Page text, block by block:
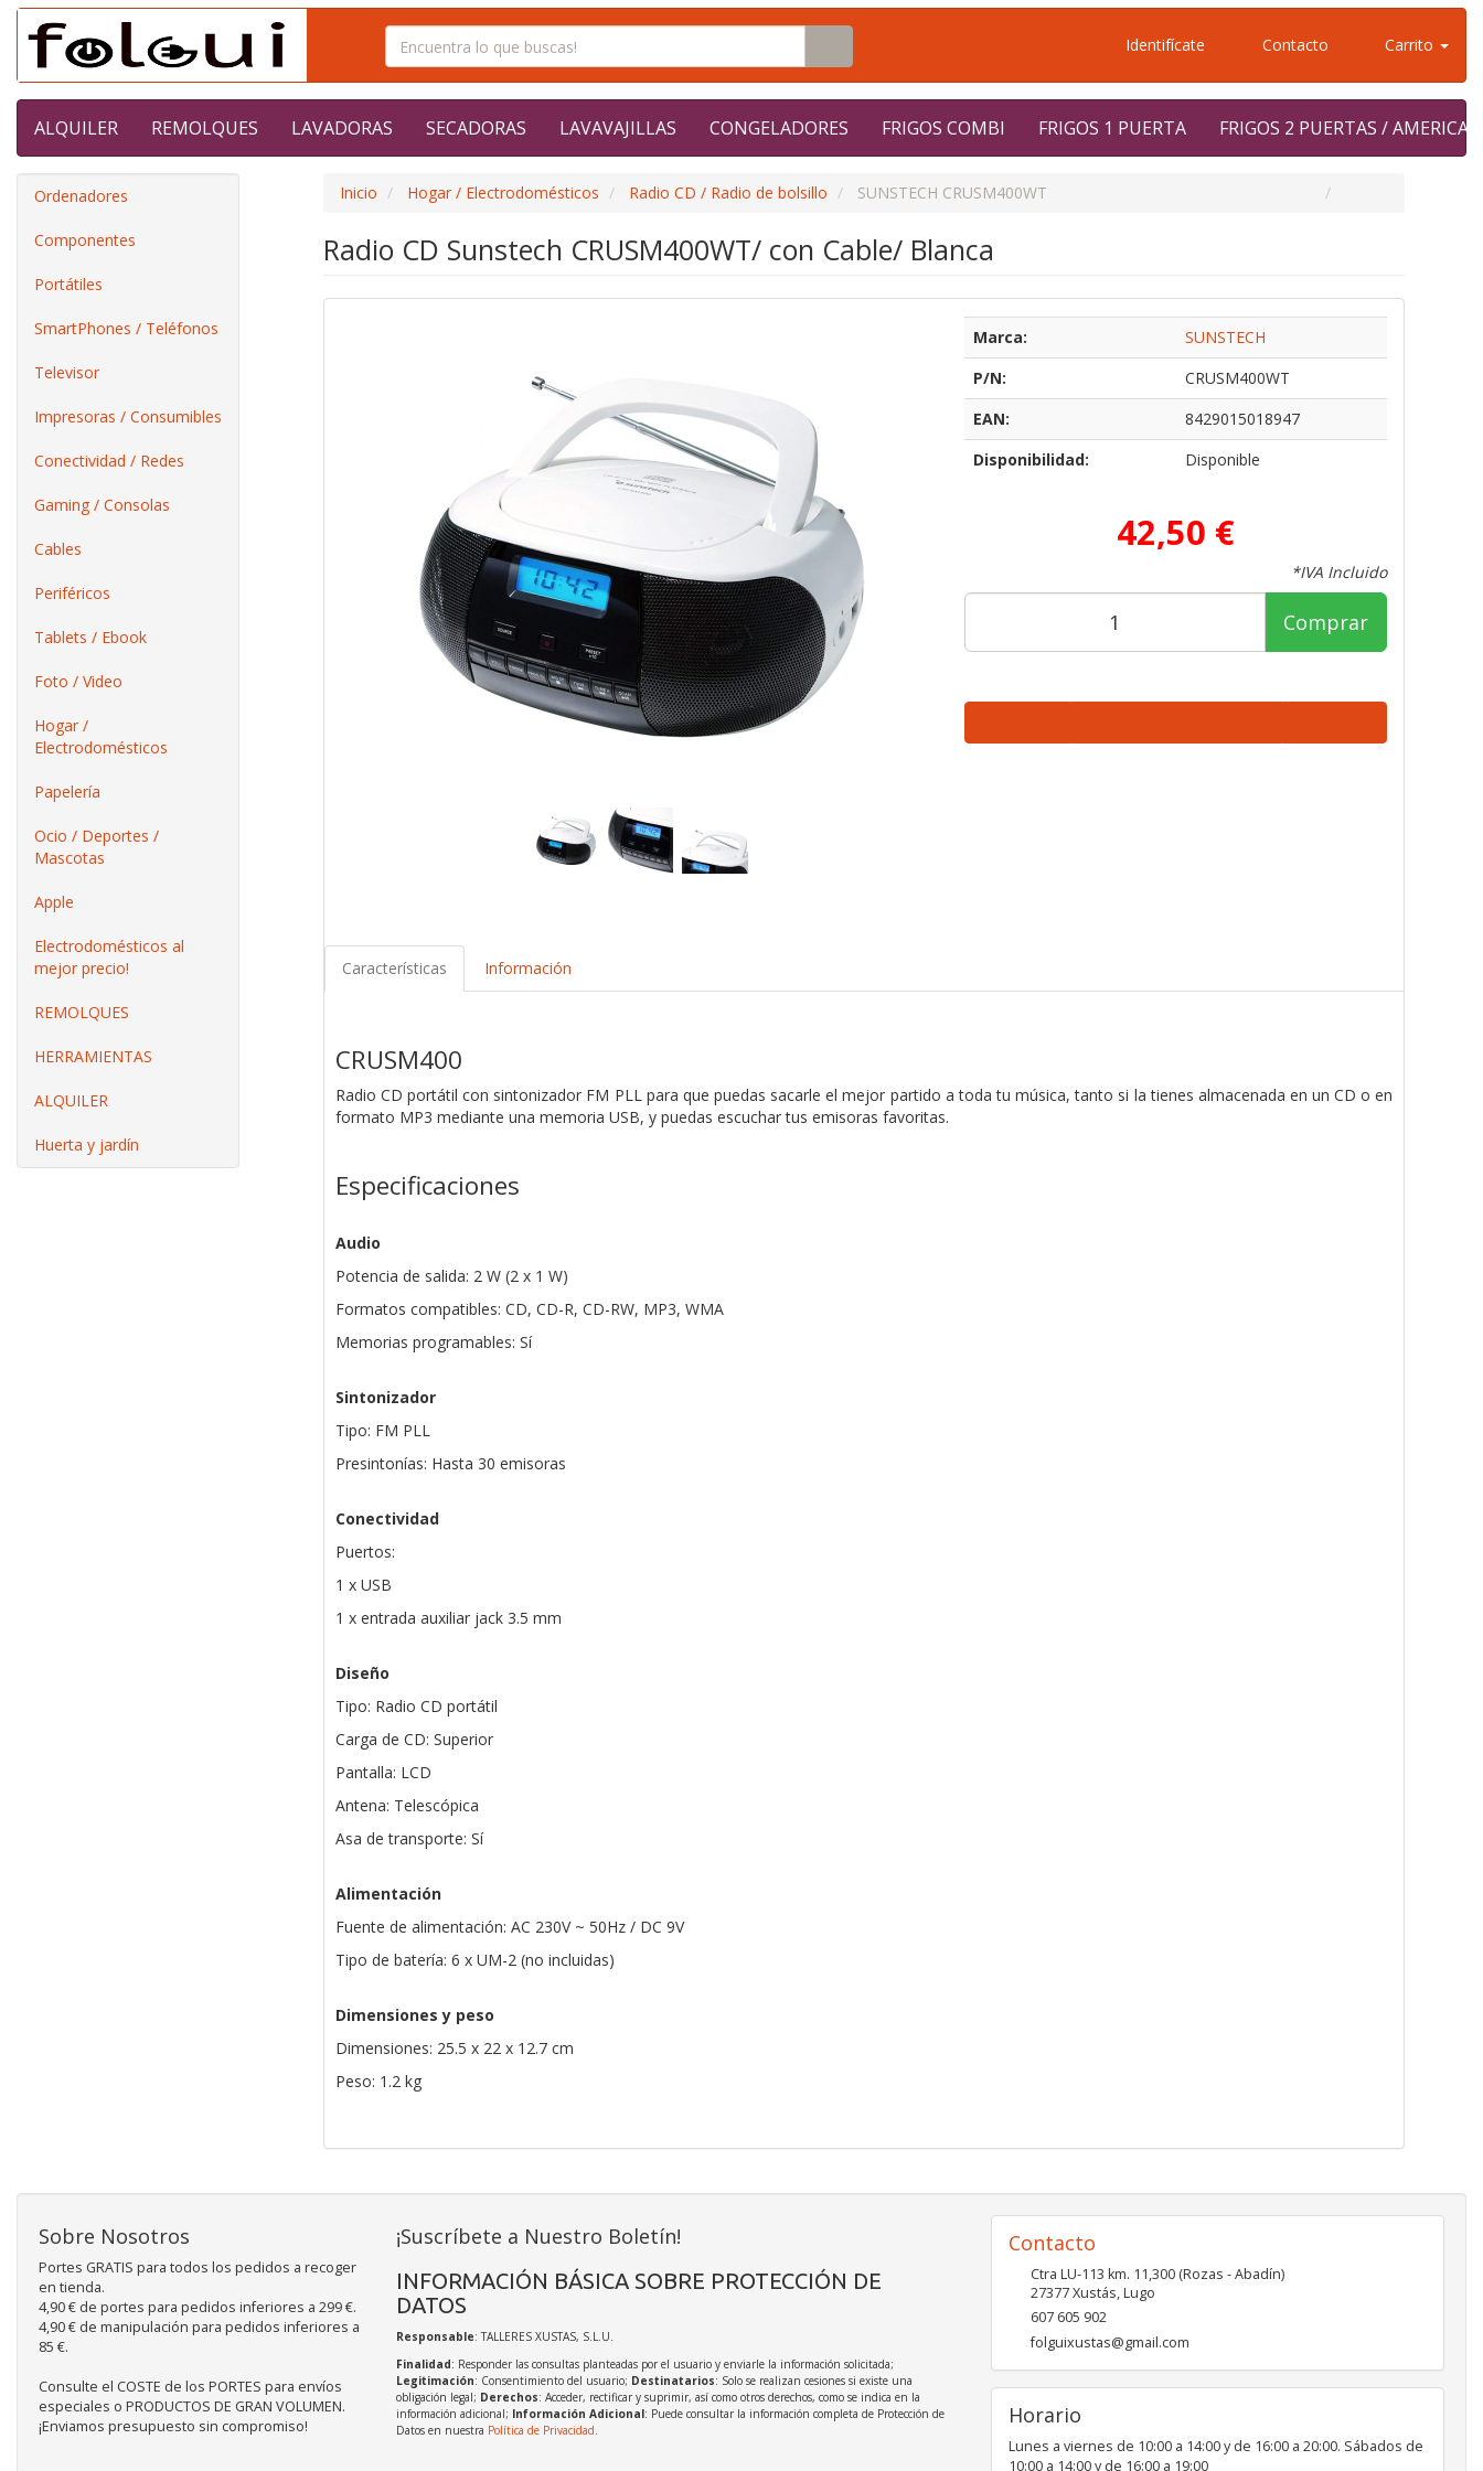
Identifícate Contacto Carrito
ALQUILER REMOLQUES LAVADORAS SECADORAS LAVAVAJILLAS CONGELADORES FRIGOS COMBI FRIGOS 1 PUERTA FRIGOS 2 PUERTAS /
Ordenadores
Componentes
Portátiles
SmartPhones / Teléfonos
Televisor
Impresoras / Consumibles
Conectividad / Redes
Gaming / Consolas
Cables
Periféricos
Tablets / Ebook
Foto / Video
Hogar /
Electrodomésticos
Papelería
Ocio / Deportes /
Mascotas
Apple
Electrodomésticos al
mejor precio!
REMOLQUES
HERRAMIENTAS
ALQUILER
Huerta y jardín
Inicio Hogar / Electrodomésticos Radio CD / Radio de bolsillo SUNSTECH CRUSM400WT
Radio CD Sunstech CRUSM400WT/ con Cable/ Blanca
Marca:
SUNSTECH
P/N:
CRUSM400WT
EAN:
8429015018947
Disponibilidad:
Disponible
42,50 €
*IVA Incluido
Comprar
Características Información
CRUSM400
Radio CD portátil con sintonizador FM PLL para que puedas sacarle el mejor partido a toda tu música, tanto si la tienes almacenada en un CD o en
formato MP3 mediante una memoria USB, y puedas escuchar tus emisoras favoritas.
Especificaciones
Audio
Potencia de salida: 2 W (2 x 1 W)
Formatos compatibles: CD, CD-R, CD-RW, MP3, WMA
Memorias programables: Sí
Sintonizador
Tipo: FM PLL
Presintonías: Hasta 30 emisoras
Conectividad
Puertos:
1 x USB
1 x entrada auxiliar jack 3.5 mm
Diseño
Tipo: Radio CD portátil
Carga de CD: Superior
Pantalla: LCD
Antena: Telescópica
Asa de transporte: Sí
Alimentación
Fuente de alimentación: AC 230V ~ 50Hz / DC 9V
Tipo de batería: 6 x UM-2 (no incluidas)
Dimensiones y peso
Dimensiones: 25.5 x 22 x 12.7 cm
Peso: 1.2 kg
Sobre Nosotros
Portes GRATIS para todos los pedidos a recoger
en tienda.
4,90 € de portes para pedidos inferiores a 299 €.
4,90 € de manipulación para pedidos inferiores a
85 €.
Consulte el COSTE de los PORTES para envíos
especiales o PRODUCTOS DE GRAN VOLUMEN.
¡Enviamos presupuesto sin compromiso!
¡Suscríbete a Nuestro Boletín!
INFORMACIÓN BÁSICA SOBRE PROTECCIÓN DE
DATOS
Responsable: TALLERES XUSTAS, S.L.U.
Finalidad: Responder las consultas planteadas por el usuario y enviarle la información solicitada;
Legitimación: Consentimiento del usuario; Destinatarios: Solo se realizan cesiones si existe una
obligación legal; Derechos: Acceder, rectificar y suprimir, así como otros derechos, como se indica en la
información adicional; Información Adicional: Puede consultar la información completa de Protección de
Datos en nuestra Política de Privacidad.
Contacto
Ctra LU-113 km. 11,300 (Rozas - Abadín)
27377Xustás,Lugo
607 605 902
folguixustas@gmail.com
Horario
Lunes a viernes de 10:00 a 14:00 y de 16:00 a 20:00. Sábados de
10:00 a 14:00 y de 16:00 a 19:00